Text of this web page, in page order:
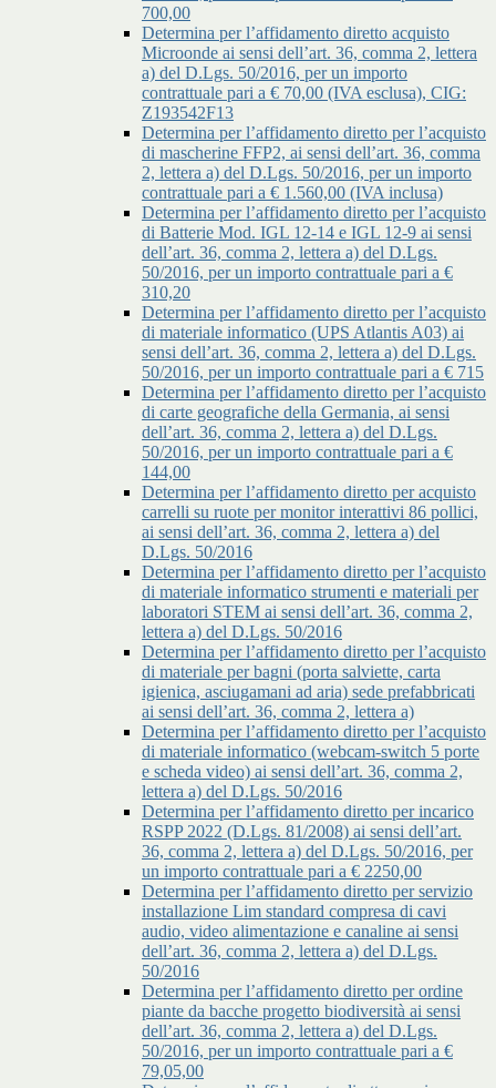
700,00
Determina per l’affidamento diretto acquisto
Microonde ai sensi dell’art. 36, comma 2, lettera
a) del D.Lgs. 50/2016, per un importo
contrattuale pari a € 70,00 (IVA esclusa), CIG:
Z193542F13
Determina per l’affidamento diretto per l’acquisto
di mascherine FFP2, ai sensi dell’art. 36, comma
2, lettera a) del D.Lgs. 50/2016, per un importo
contrattuale pari a € 1.560,00 (IVA inclusa)
Determina per l’affidamento diretto per l’acquisto
di Batterie Mod. IGL 12-14 e IGL 12-9 ai sensi
dell’art. 36, comma 2, lettera a) del D.Lgs.
50/2016, per un importo contrattuale pari a €
310,20
Determina per l’affidamento diretto per l’acquisto
di materiale informatico (UPS Atlantis A03) ai
sensi dell’art. 36, comma 2, lettera a) del D.Lgs.
50/2016, per un importo contrattuale pari a € 715
Determina per l’affidamento diretto per l’acquisto
di carte geografiche della Germania, ai sensi
dell’art. 36, comma 2, lettera a) del D.Lgs.
50/2016, per un importo contrattuale pari a €
144,00
Determina per l’affidamento diretto per acquisto
carrelli su ruote per monitor interattivi 86 pollici,
ai sensi dell’art. 36, comma 2, lettera a) del
D.Lgs. 50/2016
Determina per l’affidamento diretto per l’acquisto
di materiale informatico strumenti e materiali per
laboratori STEM ai sensi dell’art. 36, comma 2,
lettera a) del D.Lgs. 50/2016
Determina per l’affidamento diretto per l’acquisto
di materiale per bagni (porta salviette, carta
igienica, asciugamani ad aria) sede prefabbricati
ai sensi dell’art. 36, comma 2, lettera a)
Determina per l’affidamento diretto per l’acquisto
di materiale informatico (webcam-switch 5 porte
e scheda video) ai sensi dell’art. 36, comma 2,
lettera a) del D.Lgs. 50/2016
Determina per l’affidamento diretto per incarico
RSPP 2022 (D.Lgs. 81/2008) ai sensi dell’art.
36, comma 2, lettera a) del D.Lgs. 50/2016, per
un importo contrattuale pari a € 2250,00
Determina per l’affidamento diretto per servizio
installazione Lim standard compresa di cavi
audio, video alimentazione e canaline ai sensi
dell’art. 36, comma 2, lettera a) del D.Lgs.
50/2016
Determina per l’affidamento diretto per ordine
piante da bacche progetto biodiversità ai sensi
dell’art. 36, comma 2, lettera a) del D.Lgs.
50/2016, per un importo contrattuale pari a €
79,05,00